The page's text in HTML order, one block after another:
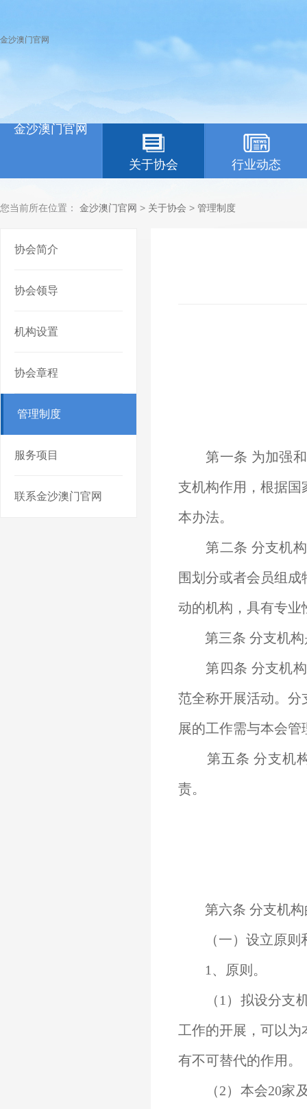
金沙澳门官网
金沙澳门官网
关于协会 行业动态
您当前所在位置： 金沙澳门官网 > 关于协会 > 管理制度
协会简介
协会领导
机构设置
协会章程
管理制度
服务项目
联系金沙澳门官网
第一条 为加强和
支机构作用，根据国
本办法。
第二条 分支机构
围划分或者会员组
动的机构，具有专业
第三条 分支机构
第四条 分支机构
范全称开展活动。分
展的工作需与本会
第五条 分支机
责。
第六条 分支机构
（一）设立原则
1、原则。
（1）拟设分支
工作的开展，可以
有不可替代的作用。
（2）本会20家